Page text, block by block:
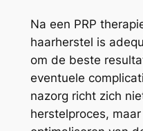
Na een PRP
haarherstel is
om de beste
eventuele
nazorg richt zich
herstelproces,